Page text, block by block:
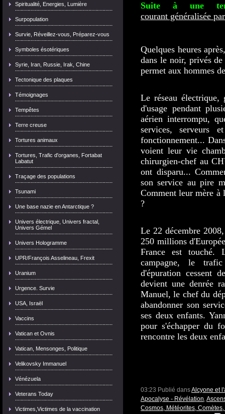
Spiritualité, Energies, Lumière
Surpopulation
Survie, Réveillez-vous, Préparez-vous
Symboles ésotériques
Syrie, Iran, Russie, Irak, Chine
Tectonique des plaques
Témoignages
Tempêtes
Terre creuse
Tortures animaux
Tortures, Trafic d'organes, Fortabat
Labatut
Traçage des populations
Tsunami
Une base nazie en Antarctique ?
Univers électrique, Univers fractal,
Univers Gémel
Univers Hologramme
UPR/François Asselineau, Frexit
Uranium
Urgence. Survie
USA, Israël
Vaccins
Vatican et Ovnis
Vatican, Mensonges, Politique
Velikovsky Immanuel
Vénézuela
Veterans Today
Victimes,Victimes de la vaccination
Suite à une
courant généralisée
Quelques heures
dans le noir, privés
permet aux hommes
Le réseau électrique,
d'usage pendant
aérien interrompu,
services, serveurs
fonctionnement...
voient leur vie
chirurgien-chef au
ont disparu...
son service au pire
Comment leur mère
?
Le 22 décembre
250 millions
France est touché.
campagne, le
d'épuration cessent
devient une denrée
Manuel, le chef du
abandonner son
ses deux enfants.
pour s'échapper du
rencontre les deux
03:23 Publié dansAlcyone et
Apocalyse - Révélation,
Cosmos, Météorites,